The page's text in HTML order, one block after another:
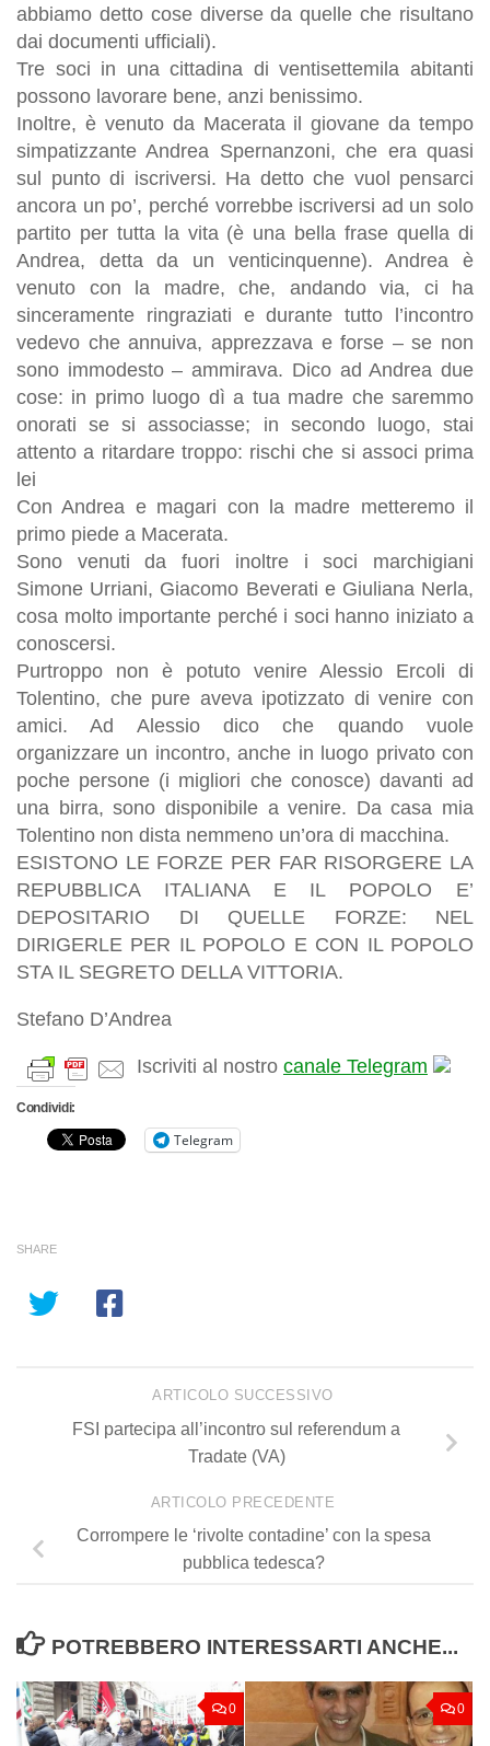
abbiamo detto cose diverse da quelle che risultano
dai documenti ufficiali).
Tre soci in una cittadina di ventisettemila abitanti
possono lavorare bene, anzi benissimo.
Inoltre, è venuto da Macerata il giovane da tempo
simpatizzante Andrea Spernanzoni, che era quasi
sul punto di iscriversi. Ha detto che vuol pensarci
ancora un po’, perché vorrebbe iscriversi ad un solo
partito per tutta la vita (è una bella frase quella di
Andrea, detta da un venticinquenne). Andrea è
venuto con la madre, che, andando via, ci ha
sinceramente ringraziati e durante tutto l’incontro
vedevo che annuiva, apprezzava e forse – se non
sono immodesto – ammirava. Dico ad Andrea due
cose: in primo luogo dì a tua madre che saremmo
onorati se si associasse; in secondo luogo, stai
attento a ritardare troppo: rischi che si associ prima
lei
Con Andrea e magari con la madre metteremo il
primo piede a Macerata.
Sono venuti da fuori inoltre i soci marchigiani
Simone Urriani, Giacomo Beverati e Giuliana Nerla,
cosa molto importante perché i soci hanno iniziato a
conoscersi.
Purtroppo non è potuto venire Alessio Ercoli di
Tolentino, che pure aveva ipotizzato di venire con
amici. Ad Alessio dico che quando vuole
organizzare un incontro, anche in luogo privato con
poche persone (i migliori che conosce) davanti ad
una birra, sono disponibile a venire. Da casa mia
Tolentino non dista nemmeno un’ora di macchina.
ESISTONO LE FORZE PER FAR RISORGERE LA
REPUBBLICA ITALIANA E IL POPOLO E’
DEPOSITARIO DI QUELLE FORZE: NEL
DIRIGERLE PER IL POPOLO E CON IL POPOLO
STA IL SEGRETO DELLA VITTORIA.
Stefano D’Andrea
Iscriviti al nostro canale Telegram
Condividi:
Telegram
SHARE
ARTICOLO SUCCESSIVO
FSI partecipa all’incontro sul referendum a
Tradate (VA)
ARTICOLO PRECEDENTE
Corrompere le ‘rivolte contadine’ con la spesa
pubblica tedesca?
POTREBBERO INTERESSARTI ANCHE...
0 0